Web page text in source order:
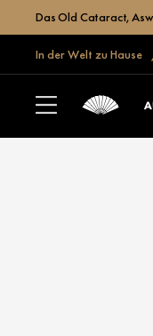
Das Old Cataract,
In der Welt zu Hause